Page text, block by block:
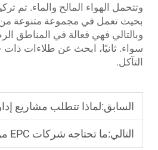
وتتحمل الهواء المالح والماء. تم
بحيث تعمل في مجموعة متنوعة من
وبالتالي فهي فعالة في المناطق
سواء. ثانيًا، ابحث عن طلاءات ذات
التآكل.
السابق:لماذا تتطلب مشاريع إدارة النقل شركات تصنيع معتمدة
التالي:ما تحتاجه شركات EPC من مصنعي الحواجز المعدنية للطرق السريعة والأسوار الشبكية ضد الضوضاء